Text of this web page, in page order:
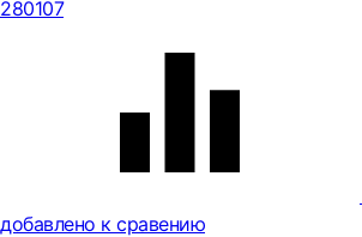
280107
добавлено к сравению